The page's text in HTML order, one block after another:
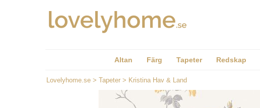
Altan Färg Tapeter Redskap
Lovelyhome.se > Tapeter > Kristina Hav & Land